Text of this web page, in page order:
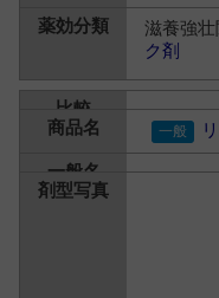
滋養強
ク剤